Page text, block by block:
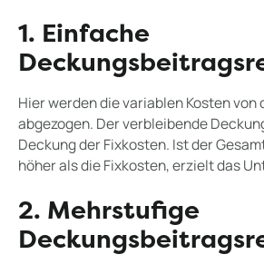
1. Einfache
Hier werden die variablen Kosten von
abgezogen. Der verbleibende
Deckung der Fixkosten. Ist der
höher als die Fixkosten, erzielt das
2. Mehrstufige